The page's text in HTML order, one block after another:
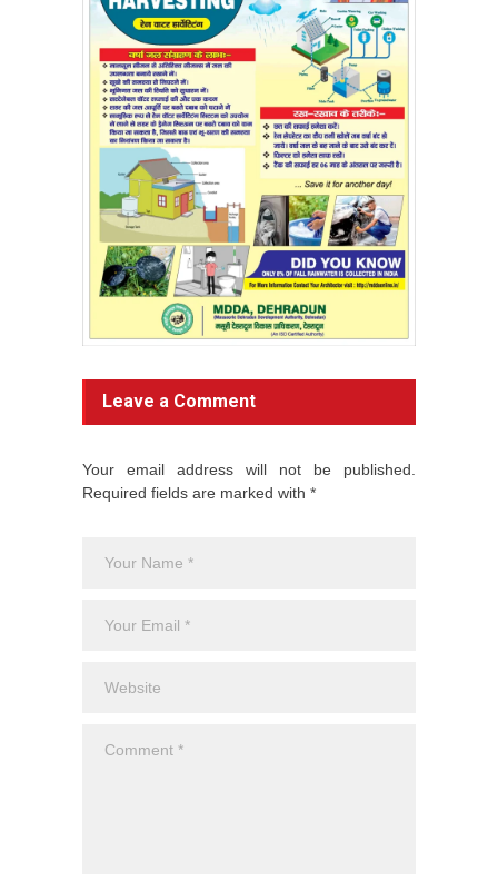
Leave a Comment
Your email address will not be published.
Required fields are marked with *